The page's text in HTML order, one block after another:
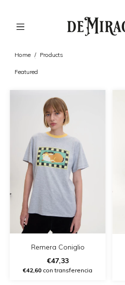
Home / Products
Remera Coniglio
€47,33
€42,60 con transferencia